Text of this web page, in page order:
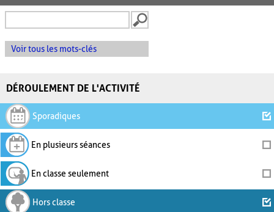
Voir tous les mots-clés
DÉROULEMENT DE L'ACTIVITÉ
Sporadiques
En plusieurs séances
En classe seulement
Hors classe